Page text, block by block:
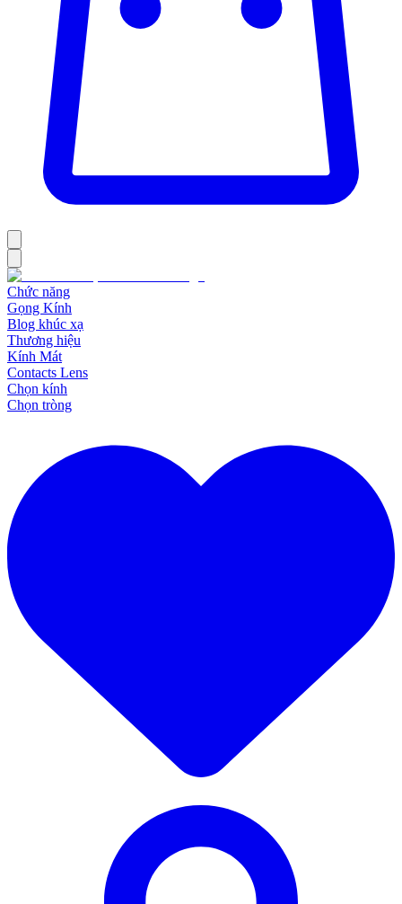
Chức năng
Gọng Kính
Blog khúc xạ
Thương hiệu
Kính Mát
Contacts Lens
Chọn kính
Chọn tròng